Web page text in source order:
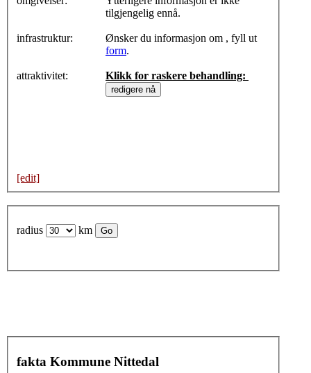
infrastruktur:
attraktivitet:
tilgjengelig ennå.
Ønsker du informasjon om , fyll ut
form.
Klikk for raskere behandling:
[edit]
radius km
fakta Kommune Nittedal